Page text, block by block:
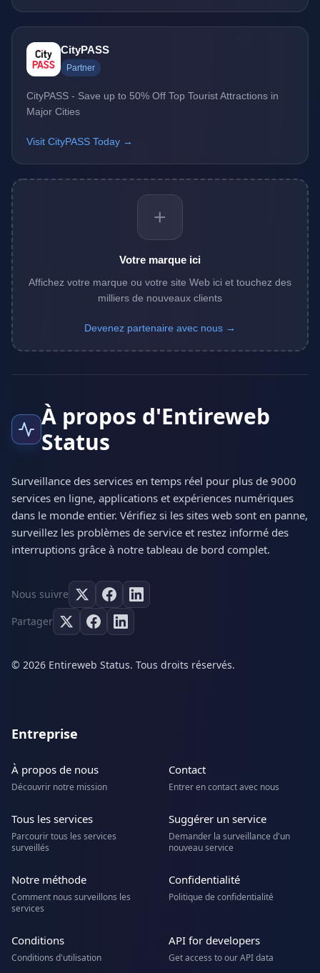
CityPASS
Partner
CityPASS - Save up to 50% Off Top Tourist Attractions in
Major Cities
Visit CityPASS Today →
+
Votre marque ici
Affichez votre marque ou votre site Web ici et touchez des
milliers de nouveaux clients
Devenez partenaire avec nous →
À propos d'Entireweb
Status
Surveillance des services en temps réel pour plus de 9000
services en ligne, applications et expériences numériques
dans le monde entier. Vérifiez si les sites web sont en panne,
surveillez les problèmes de service et restez informé des
interruptions grâce à notre tableau de bord complet.
Nous suivre
Partager
© 2026 Entireweb Status. Tous droits réservés.
Entreprise
À propos de nous
Découvrir notre mission
Contact
Entrer en contact avec nous
Tous les services
Parcourir tous les services
surveillés
Suggérer un service
Demander la surveillance d'un
nouveau service
Notre méthode
Comment nous surveillons les
services
Confidentialité
Politique de confidentialité
Conditions
Conditions d'utilisation
API for developers
Get access to our API data